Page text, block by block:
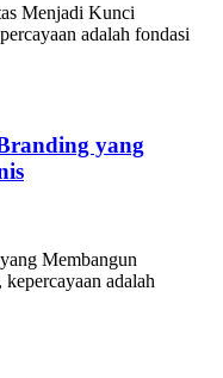
Menjadi Kunci
adalah fondasi
yang
Membangun
adalah